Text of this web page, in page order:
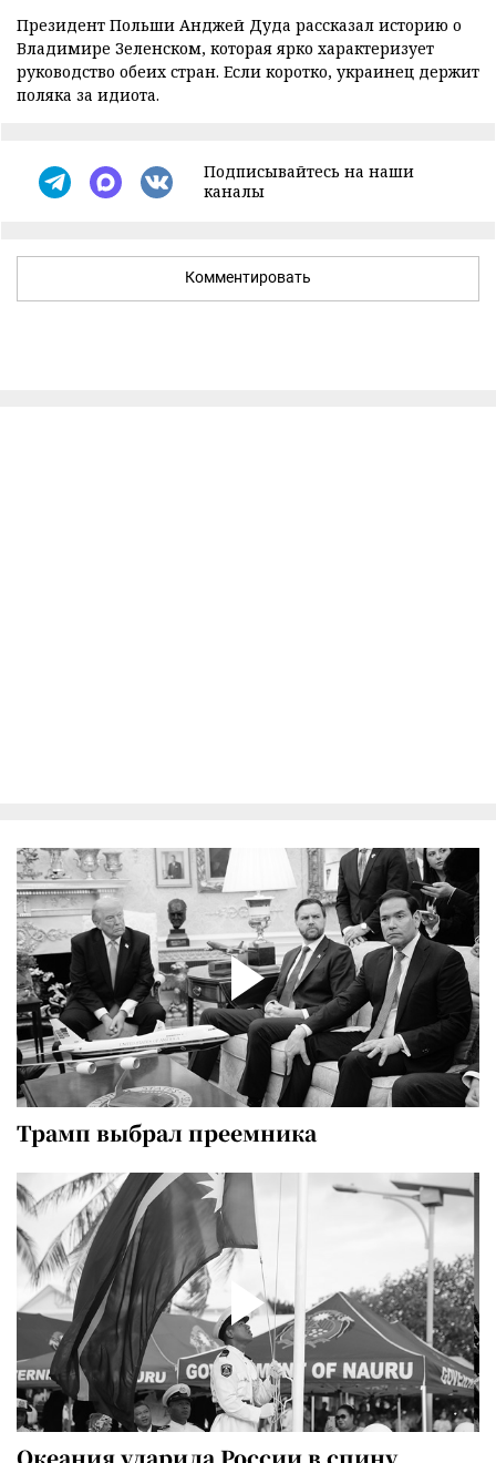
Президент Польши Анджей Дуда рассказал историю о
Владимире Зеленском, которая ярко характеризует
руководство обеих стран. Если коротко, украинец держит
поляка за идиота.
Подписывайтесь на наши
каналы
Комментировать
Трамп выбрал преемника